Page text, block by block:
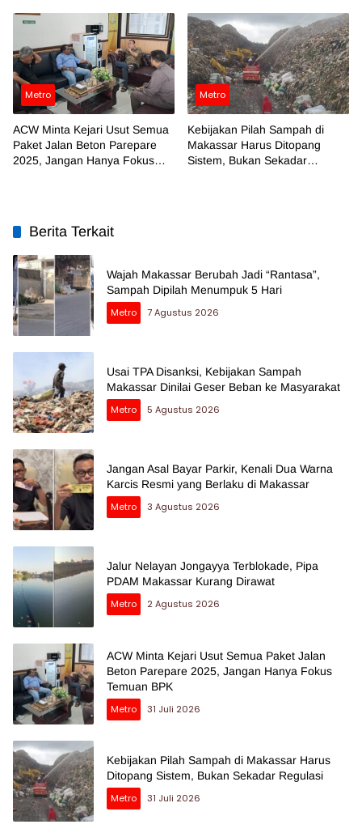
Metro
ACW Minta Kejari Usut Semua
Paket Jalan Beton Parepare
2025, Jangan Hanya Fokus
Metro
Kebijakan Pilah Sampah di
Makassar Harus Ditopang
Sistem, Bukan Sekadar
Berita Terkait
Wajah Makassar Berubah Jadi “Rantasa”,
Sampah Dipilah Menumpuk 5 Hari
Metro
7 Agustus 2026
Usai TPA Disanksi, Kebijakan Sampah
Makassar Dinilai Geser Beban ke Masyarakat
Metro
5 Agustus 2026
Jangan Asal Bayar Parkir, Kenali Dua Warna
Karcis Resmi yang Berlaku di Makassar
Metro
3 Agustus 2026
Jalur Nelayan Jongayya Terblokade, Pipa
PDAM Makassar Kurang Dirawat
Metro
2 Agustus 2026
ACW Minta Kejari Usut Semua Paket Jalan
Beton Parepare 2025, Jangan Hanya Fokus
Temuan BPK
Metro
31 Juli 2026
Kebijakan Pilah Sampah di Makassar Harus
Ditopang Sistem, Bukan Sekadar Regulasi
Metro
31 Juli 2026